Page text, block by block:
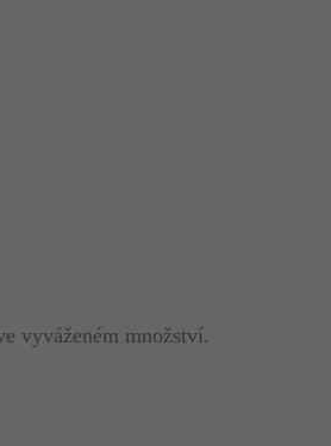
vyváženém množství.